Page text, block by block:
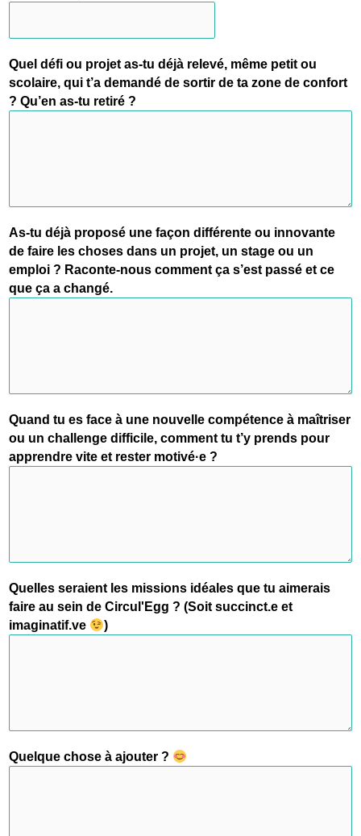
Quel défi ou projet as-tu déjà relevé, même petit ou
scolaire, qui t’a demandé de sortir de ta zone de confort
? Qu’en as-tu retiré ?
As-tu déjà proposé une façon différente ou innovante
de faire les choses dans un projet, un stage ou un
emploi ? Raconte-nous comment ça s’est passé et ce
que ça a changé.
Quand tu es face à une nouvelle compétence à maîtriser
ou un challenge difficile, comment tu t’y prends pour
apprendre vite et rester motivé·e ?
Quelles seraient les missions idéales que tu aimerais
faire au sein de Circul'Egg ? (Soit succinct.e et
imaginatif.ve
)
Quelque chose à ajouter ?